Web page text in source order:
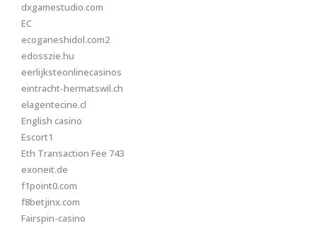
dxgamestudio.com
EC
ecoganeshidol.com2
edosszie.hu
eerlijksteonlinecasinos
eintracht-hermatswil.ch
elagentecine.cl
English casino
Escort1
Eth Transaction Fee 743
exoneit.de
f1point0.com
f8betjinx.com
Fairspin-casino